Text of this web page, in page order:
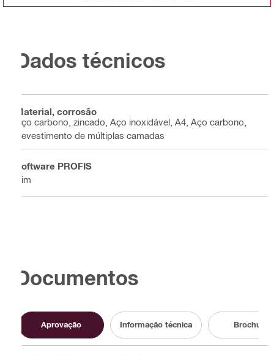
Dados técnicos
Material, corrosão
Aço carbono, zincado, Aço inoxidável, A4, Aço carbono,
Revestimento de múltiplas camadas
Software PROFIS
Sim
Documentos
Aprovação Informação técnica Brochura